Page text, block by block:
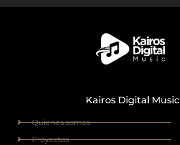
Kairos Digital Music
Quienes somos
Proyectos